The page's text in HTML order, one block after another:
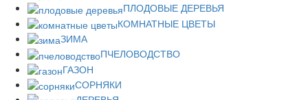
ПЛОДОВЫЕ ДЕРЕВЬЯ
КОМНАТНЫЕ ЦВЕТЫ
ЗИМА
ПЧЕЛОВОДСТВО
ГАЗОН
СОРНЯКИ